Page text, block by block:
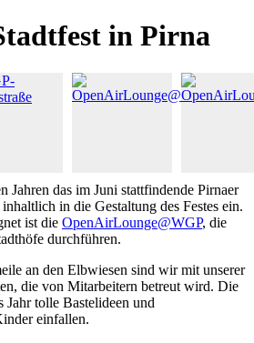
in Pirna
Jahren das im Juni stattfindende Pirnaer
in die Gestaltung des Festes ein.
ist die OpenAirLounge@WGP, die
durchführen.
an den Elbwiesen sind wir mit unserer
die von Mitarbeitern betreut wird. Die
Jahr tolle Bastelideen und
einfallen.